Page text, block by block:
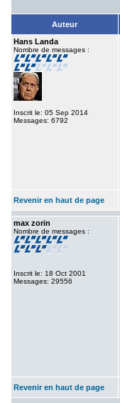
Auteur
Hans Landa
Nombre de messages :
Inscrit le: 05 Sep 2014
Messages: 6792
Revenir en haut de page
max zorin
Nombre de messages :
Inscrit le: 18 Oct 2001
Messages: 29556
Revenir en haut de page